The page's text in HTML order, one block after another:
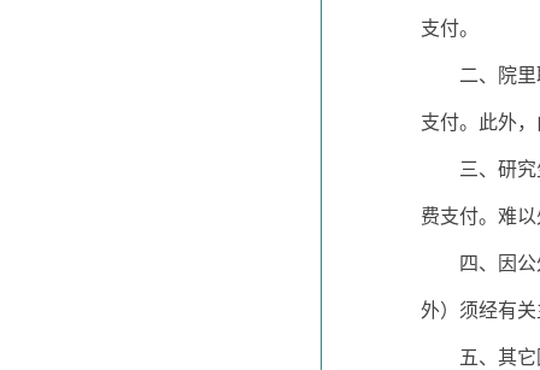
支付。
二、院
支付。此外
三、研
费支付。难
四、因
外）须经有
五、其